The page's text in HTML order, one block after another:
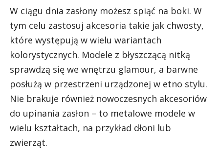
W ciągu dnia zasłony możesz spiąć na boki. W
tym celu zastosuj akcesoria takie jak chwosty,
które występują w wielu wariantach
kolorystycznych. Modele z błyszczącą nitką
sprawdzą się we wnętrzu glamour, a barwne
posłużą w przestrzeni urządzonej w etno stylu.
Nie brakuje również nowoczesnych akcesoriów
do upinania zasłon – to metalowe modele w
wielu kształtach, na przykład dłoni lub
zwierząt.